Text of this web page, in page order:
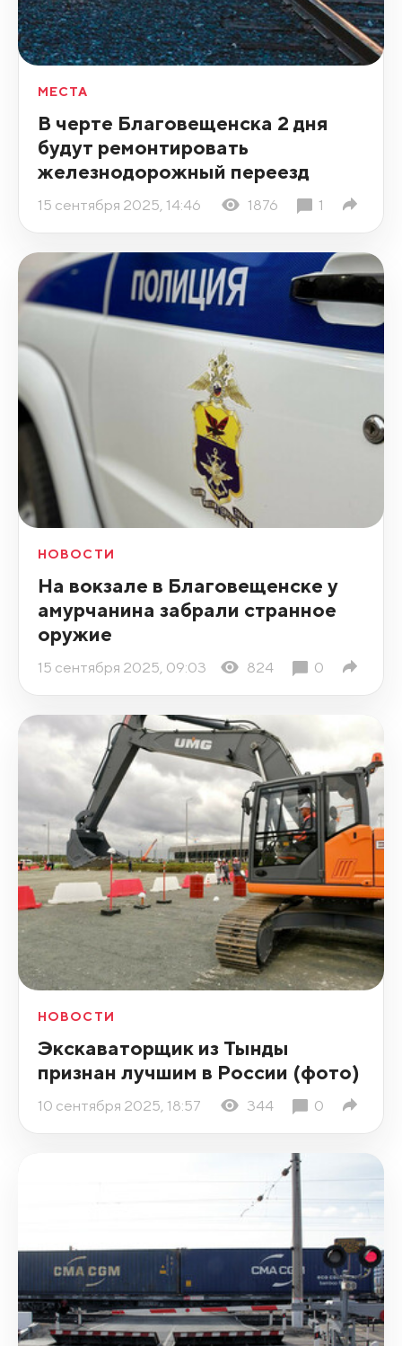
МЕСТА
В черте Благовещенска 2 дня
будут ремонтировать
железнодорожный переезд
15 сентября 2025, 14:46 1876 1
НОВОСТИ
На вокзале в Благовещенске у
амурчанина забрали странное
оружие
15 сентября 2025, 09:03 824 0
НОВОСТИ
Экскаваторщик из Тынды
признан лучшим в России (фото)
10 сентября 2025, 18:57 344 0